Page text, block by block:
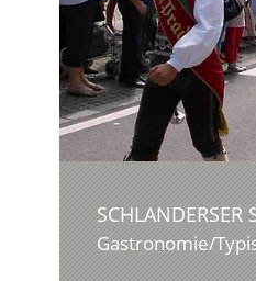
Gastronomie/